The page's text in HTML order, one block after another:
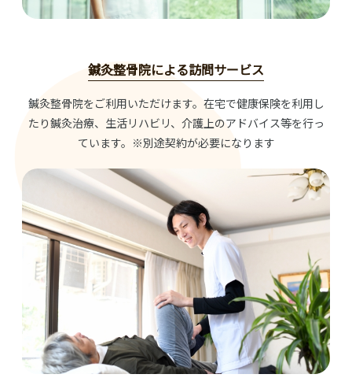
鍼灸整骨院による訪問サービス
鍼灸整骨院をご利用いただけます。在宅で健康保険を利用し
たり鍼灸治療、生活リハビリ、介護上のアドバイス等を行っ
ています。※別途契約が必要になります